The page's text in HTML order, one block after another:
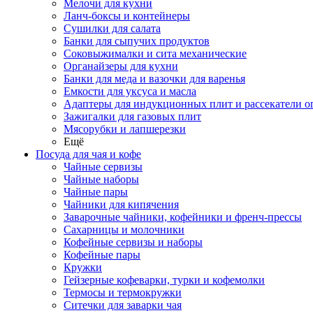
Мелочи для кухни
Ланч-боксы и контейнеры
Сушилки для салата
Банки для сыпучих продуктов
Соковыжималки и сита механические
Органайзеры для кухни
Банки для меда и вазочки для варенья
Емкости для уксуса и масла
Адаптеры для индукционных плит и рассекатели
Зажигалки для газовых плит
Мясорубки и лапшерезки
Ещё
Посуда для чая и кофе
Чайные сервизы
Чайные наборы
Чайные пары
Чайники для кипячения
Заварочные чайники, кофейники и френч-прессы
Сахарницы и молочники
Кофейные сервизы и наборы
Кофейные пары
Кружки
Гейзерные кофеварки, турки и кофемолки
Термосы и термокружки
Ситечки для заварки чая